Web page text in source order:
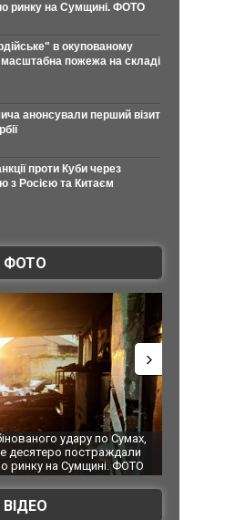
ринку на Сумщині. ФОТО
в окупованому
пожежа на складі
анонсували перший візит
проти Куби через
з Росією та Китаєм
ФОТО
кордону з Україною: в
атаки дронів загорівся
ВІДЕО
ВІДЕО